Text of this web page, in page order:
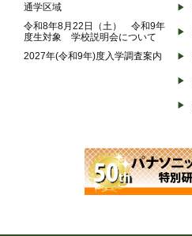
通学区域
令和8年8月22日（土） 令和9年
度生対象 学校説明会について
2027年(令和9年)度入学調査案内